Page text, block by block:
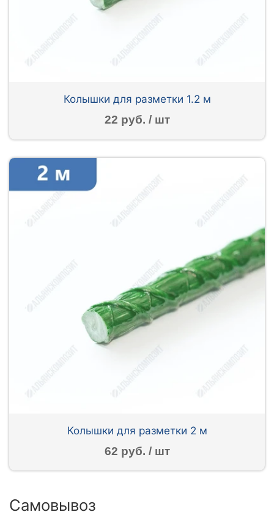
Колышки для разметки 1.2 м
22 руб. / шт
Колышки для разметки 2 м
62 руб. / шт
Самовывоз